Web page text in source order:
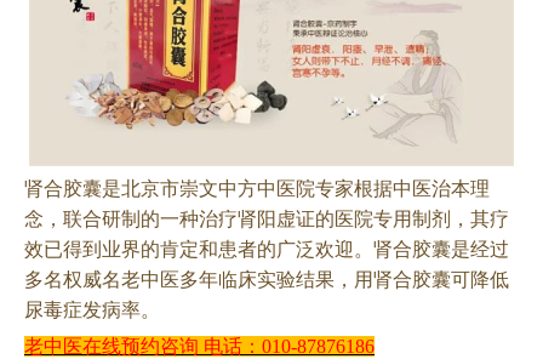
肾合胶囊是北京市崇文中方中医院专家根据中医治本理
念，联合研制的一种治疗肾阳虚证的医院专用制剂，其疗
效已得到业界的肯定和患者的广泛欢迎。肾合胶囊是经过
多名权威名老中医多年临床实验结果，用肾合胶囊可降低
尿毒症发病率。
老中医在线预约咨询 电话： 010-87876186